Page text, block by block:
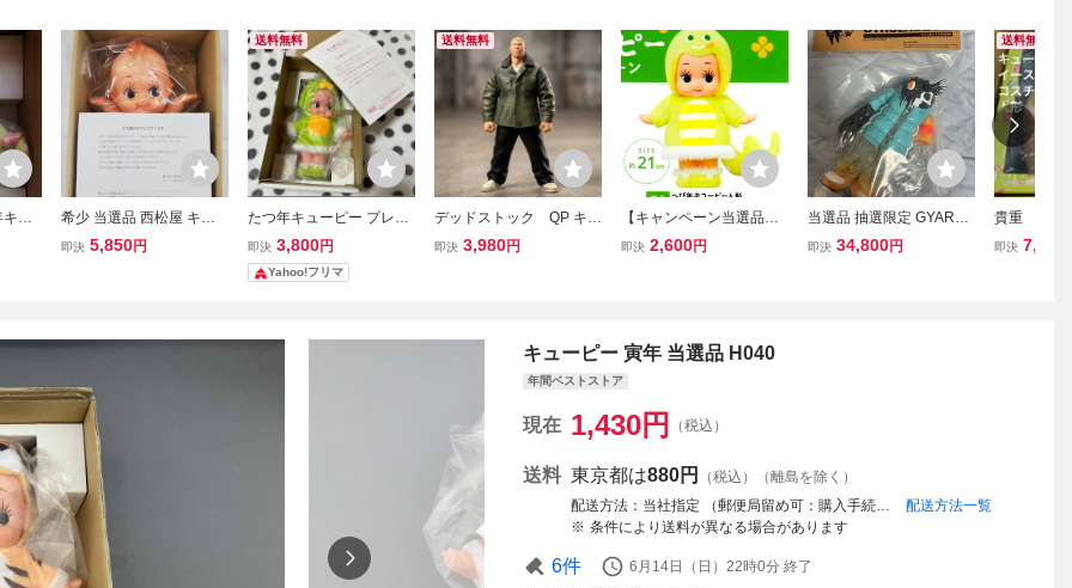
ュ
希少 当選品 西松屋 キャ
ンペーン キューピー人形
即決 5,850円
送料無料
たつ年キューピー プレゼ
ントキャンペーン当選品
干支人形
即決 3,800円
Yahoo!フリマ
送料無料
デッドストック QP キュ
ーピー 石田小鳥 フィギュ
即決 3,980円
【キャンペーン当選品】
へび年・キューピー人形
即決 2,600円
当選品 抽選限定 GYARO
MI Devil toys Cthulhuoid
即決 34,800円
送料無料
貴重 レア
品 未開
即決 7,190
キューピー 寅年 当選品 H040
年間ベストストア
現在 1,430円 （税込）
送料 東京都は880円
（税込）（離島を除く）
配送方法
当社指定 （郵便局留め可：購入手続き時にお客様にて受取郵便局の設定が必要です）
配送方法一覧
条件により送料が異なる場合があります
6件 6月14日（日）22時0分 終了